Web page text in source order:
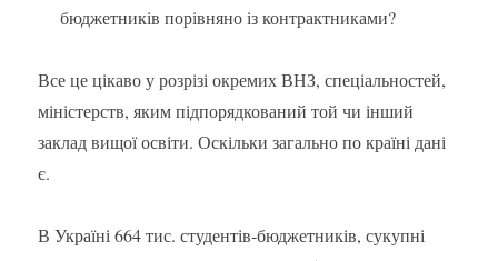
бюджетників порівняно із контрактниками?
Все це цікаво у розрізі окремих ВНЗ, спеціальностей,
міністерств, яким підпорядкований той чи інший
заклад вищої освіти. Оскільки загально по країні дані
є.
В Україні 664 тис. студентів-бюджетників, сукупні